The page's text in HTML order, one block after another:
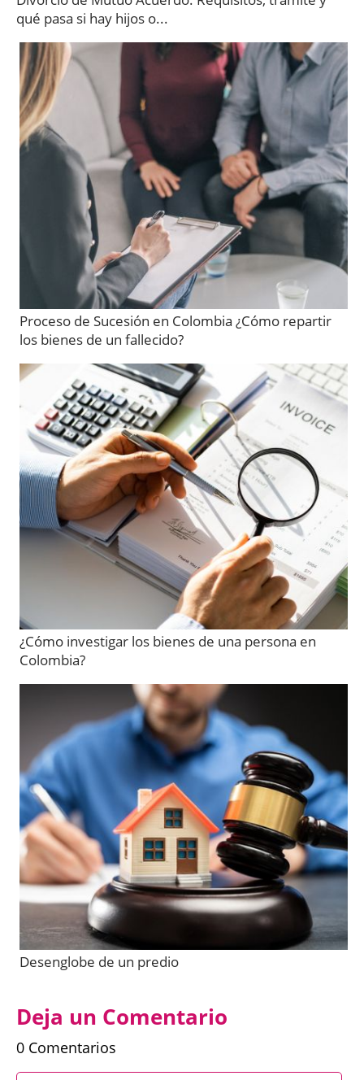
qué pasa si hay hijos o...
Proceso de Sucesión en Colombia ¿Cómo repartir
los bienes de un fallecido?
¿Cómo investigar los bienes de una persona en
Colombia?
Desenglobe de un predio
Deja un Comentario
0 Comentarios